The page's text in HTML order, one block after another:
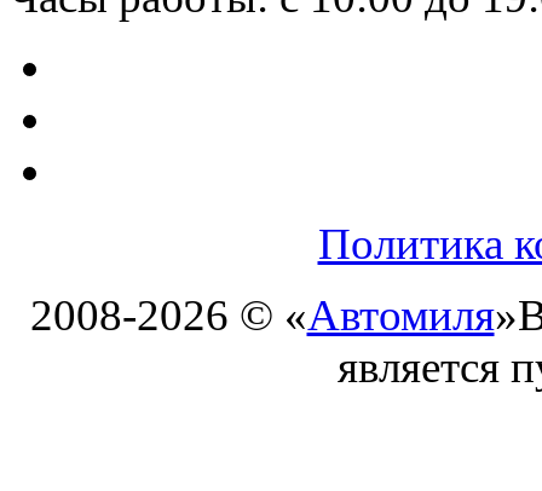
Политика
2008-2026 © «Автомиля»
является